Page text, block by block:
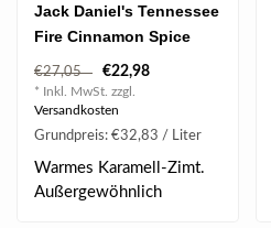
Jack Daniel's Tennessee
Fire Cinnamon Spice
Whisky-Likör 0.7 l 35 %
vol
€27,05 €22,98
* Inkl. MwSt. zzgl.
Versandkosten
Grundpreis: €32,83 / Liter
Warmes Karamell-Zimt.
Außergewöhnlich